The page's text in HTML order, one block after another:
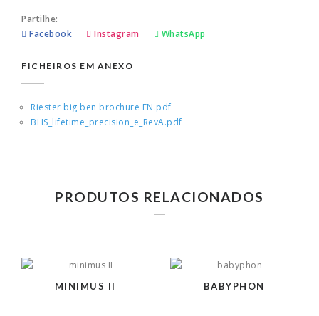
Partilhe:
Facebook
Instagram WhatsApp
FICHEIROS EM ANEXO
Riester big ben brochure EN.pdf
BHS_lifetime_precision_e_RevA.pdf
PRODUTOS RELACIONADOS
MINIMUS II BABYPHON